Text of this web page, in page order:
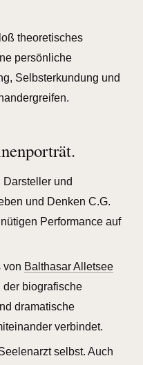
theoretisches
persönliche
Selbsterkundung und
Darsteller und
und Denken C.G.
Performance auf
von Balthasar Alletsee
der biografische
dramatische
verbindet.
selbst. Auch